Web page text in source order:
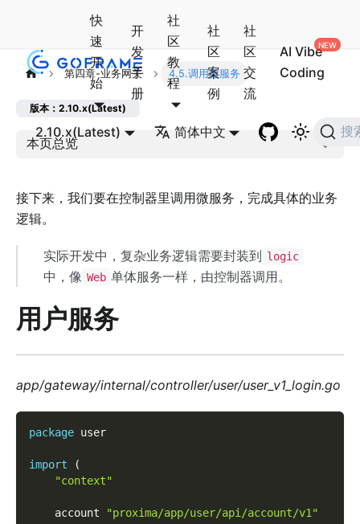
快
速
开
始
开
发
手
册
社
区
教
程
社
区
案
例
社
区
交
流
AI Vibe
Coding
2.10.x(Latest) 简体中文 搜
第四章-业务网关 4.5.调用微服务
版本：2.10.x(Latest)
本页总览
接下来，我们要在控制器里调用微服务，完成具体的业务
逻辑。
实际开发中，复杂业务逻辑需要封装到 logic
中，像 Web 单体服务一样，由控制器调用。
用户服务
app/gateway/internal/controller/user/user_v1_login.go
package user
import
(
"context"
    account
"proxima/app/user/api/account/v1"